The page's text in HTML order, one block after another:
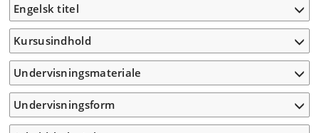
Engelsk titel
Kursusindhold
Undervisningsmateriale
Undervisningsform